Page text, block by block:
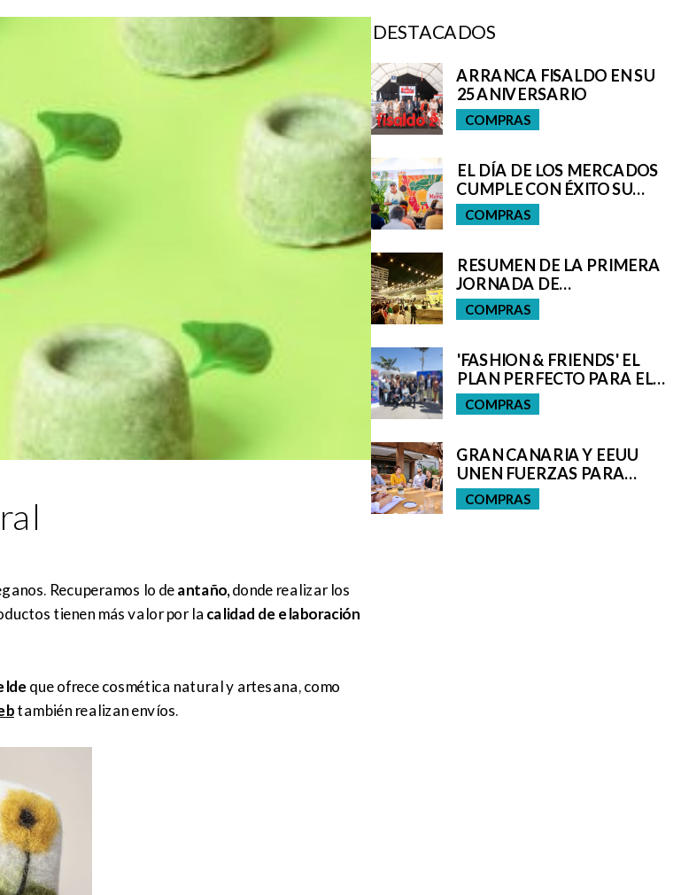
Recuperamos lo deantaño,donde realizar los
tienen más valor por la calidad de elaboración
que ofrece cosmética natural y artesana, como
también realizan envíos.
DESTACADOS
ARRANCA FISALDO EN SU
25 ANIVERSARIO
COMPRAS
EL DÍA DE LOS MERCADOS
CUMPLE CON ÉXITO SU
OBJETIVO DE
PROMOCIONAR EL
COMPRAS
RESUMEN DE LA PRIMERA
JORNADA DE
FASHION&FRIENDS
COMPRAS
'FASHION & FRIENDS' EL
PLAN PERFECTO PARA EL
FIN DE SEMANA
COMPRAS
GRAN CANARIA Y EEUU
UNEN FUERZAS PARA
IMPULSAR LA MODA DE
BAÑO
COMPRAS